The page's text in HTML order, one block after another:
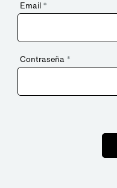
Email *
Contraseña *